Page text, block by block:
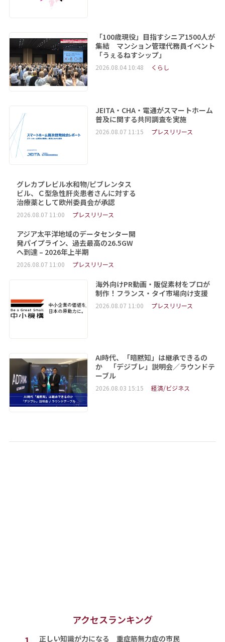
「100歳現役」目指すシニア1500人が
集結 マンション管理代務員イベント
「うぇるねすシップ」
2026.08.04 10:48 くらし
JEITA・CHA・電通がスマートホーム
普及に関する共同調査を実施
2026.08.07 11:15 プレスリリース
グレカプレビル水和物/ピブレンタス
ビル、Ｃ型急性肝炎患者さんに対する
治療薬として欧州委員会が承認
2026.08.07 11:00 プレスリリース
アジア太平洋地域のデータセンター開
発パイプライン、過去最高の26.5GW
へ到達 – 2026年上半期
2026.08.07 11:00 プレスリリース
海外向けPR動画・販促素材をプロが
制作！フランス・タイ市場向け支援
2026.08.07 11:00 プレスリリース
AI時代、「暗黙知」は継承できるの
か 「デジブレ」説明会／ラウンドテ
ーブル
2026.08.03 15:15 経済/ビジネス
アクセスランキング
正しい知識が力になる 重症筋無力症の市民